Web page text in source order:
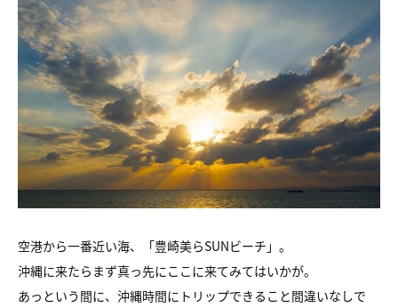
空港から一番近い海、「豊崎美らSUNビーチ」。
沖縄に来たらまず真っ先にここに来てみてはいかが。
あっという間に、沖縄時間にトリップできること間違いなしで